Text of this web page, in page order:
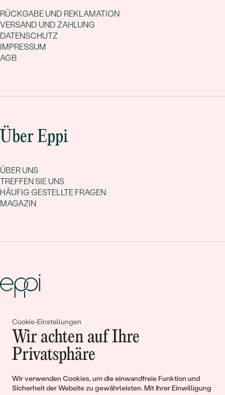
Cookie-Einstellungen
Wir achten auf Ihre
Privatsphäre
Wir verwenden Cookies, um die einwandfreie Funktion und
Sicherheit der Website zu gewährleisten. Mit Ihrer Einwilligung
RÜCKGABE UND REKLAMATION
VERSAND UND ZAHLUNG
DATENSCHUTZ
IMPRESSUM
AGB
Über Eppi
ÜBER UNS
TREFFEN SIE UNS
HÄUFIG GESTELLTE FRAGEN
MAGAZIN
Gemeinsam erschaffen wir
Geschichten von Schönheit und
Liebe
Begleiten Sie uns!